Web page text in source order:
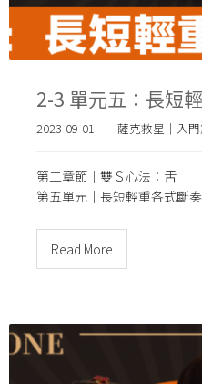
2-3 單元五：長短
2023-09-01 薩克救星｜入
第二章節｜雙Ｓ心法：舌
第五單元｜ 長短輕重各式斷奏
Read More